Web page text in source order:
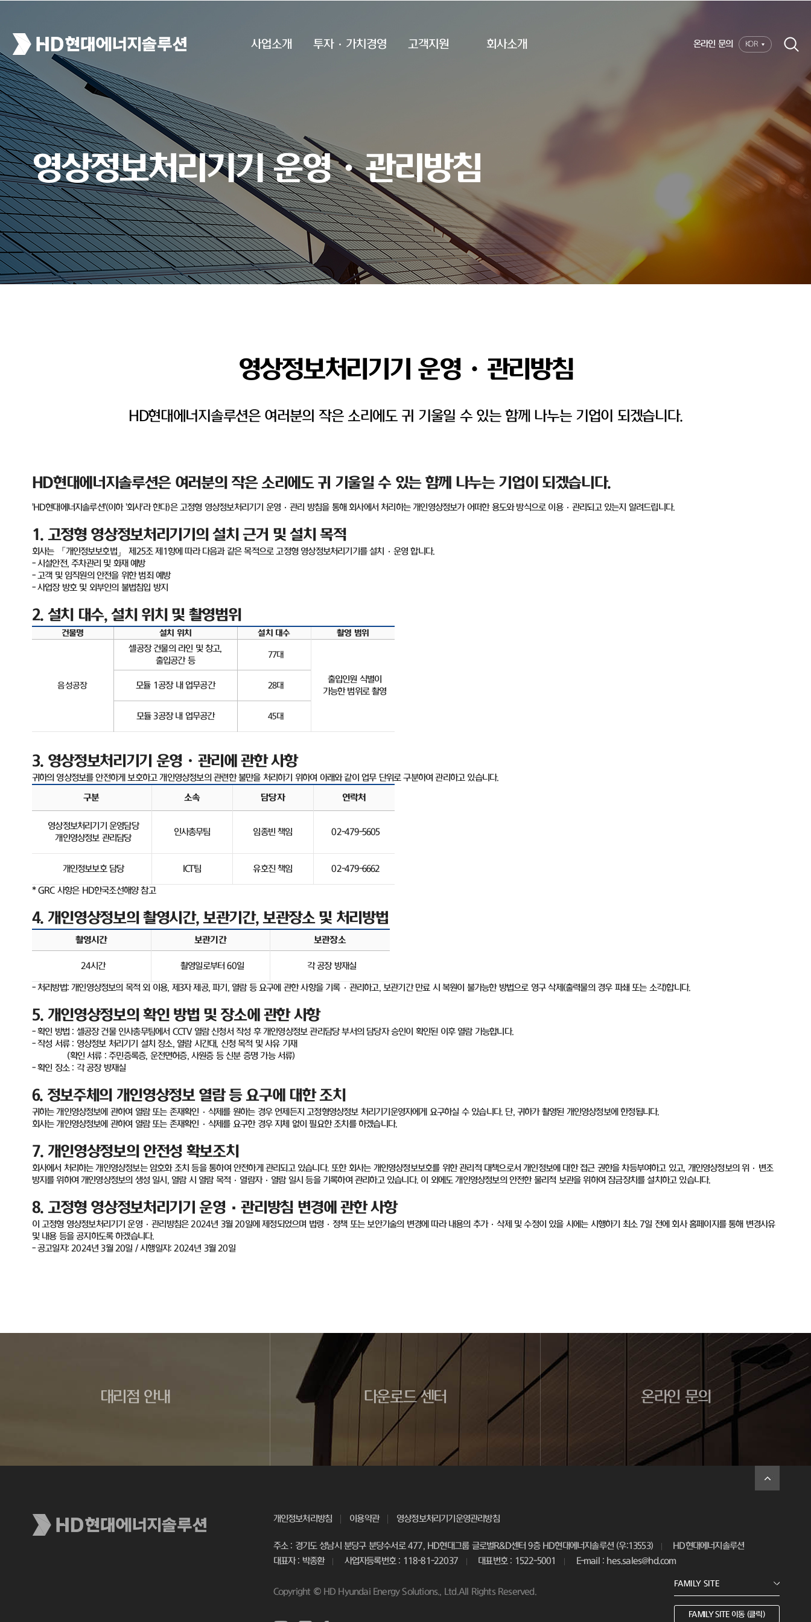
사업소개 투자·가치경영 고객지원 회사소개 온라인 문의 KOR
영상정보처리기기 운영ㆍ관리방침
영상정보처리기기 운영ㆍ관리방침
HD현대에너지솔루션은 여러분의 작은 소리에도 귀 기울일 수 있는 함께 나누는 기업이 되겠습니다.
HD현대에너지솔루션은 여러분의 작은 소리에도 귀 기울일 수 있는 함께 나누는 기업이 되겠습니다.
'HD현대에너지솔루션'(이하'회사'라 한다)은 고정형 영상정보처리기기 운영·관리 방침을 통해 회사에서 처리하는 개인영상정보가 어떠한 용도와 방식으로 이용· 관리되고 있는지 알려드립니다.
1. 고정형 영상정보처리기기의 설치 근거 및 설치 목적
회사는 「개인정보보호법」 제 25조 제 1항에 따라 다음과 같은 목적으로 고정형 영상정보처리기기를 설치 · 운영 합니다.
-시설안전,주차관리 및 화재 예방
-고객 및 임직원의 안전을 위한 범죄 예방
-사업장 방호 및 외부인의 불법침입 방지
2. 설치 대수,설치 위치 및 촬영범위
건물명 설치 위치 설치 대수 촬영 범위
음성공장
셀공장 건물의 라인 및 창고,
출입공간 등
77대
출입인원 식별이
가능한 범위로 촬영
모듈 1공장 내 업무공간 28대
모듈3공장 내 업무공간 45대
3. 영상정보처리기기 운영ㆍ관리에 관한 사항
귀하의 영상정보를 안전하게 보호하고 개인영상정보의 관련한 불만을 처리하기 위하여 아래와 같이 업무 단위로 구분하여 관리하고 있습니다.
구분 소속 담당자 연락처
영상정보처리기기 운영담당
개인영상정보 관리담당
인사총무팀 임종빈 책임 02-479-5605
개인정보보호 담당 ICT팀 유호진 책임 02-479-6662
* GRC 사항은HD한국조선해양 참고
4. 개인영상정보의 촬영시간, 보관기간, 보관장소 및 처리방법
촬영시간 보관기간 보관장소
24시간 촬영일로부터60일 각 공장 방재실
-처리방법:개인영상정보의 목적 외 이용, 제 3자 제공,파기 , 열람 등 요구에 관한 사항을 기록· 관리하고, 보관기간 만료 시 복원이 불가능한 방법으로 영구 삭제 (출력물의 경우 파쇄 또는 소각)합니다.
5. 개인영상정보의 확인 방법 및 장소에 관한 사항
-확인 방법 : 셀공장 건물 인사총무팀에서 CCTV 열람 신청서 작성 후 개인영상정보 관리담당 부서의 담당자 승인이 확인된 이후 열람 가능합니다.
-작성 서류: 영상정보 처리기기 설치 장소, 열람 시간대, 신청 목적 및 사유 기재
(확인 서류 :주민증록증, 운전면허증, 사원증 등 신분 증명 가능 서류)
-확인 장소 : 각 공장 방재실
6. 정보주체의 개인영상정보 열람 등 요구에 대한 조치
귀하는 개인영상정보에 관하여 열람 또는 존재확인 · 삭제를 원하는 경우 언제든지 고정형영상정보 처리기기운영자에게 요구하실 수 있습니다. 단, 귀하가 촬영된 개인영상정보에 한정됩니다.
회사는 개인영상정보에 관하여 열람 또는 존재확인 · 삭제를 요구한 경우 지체 없이 필요한 조치를 하겠습니다.
7. 개인영상정보의 안전성 확보조치
회사에서 처리하는 개인영상정보는 암호화 조치 등을 통하여 안전하게 관리되고 있습니다.또한 회사는 개인영상정보보호를 위한 관리적 대책으로서 개인정보에 대한 접근 권한을 차등부여하고 있고, 개인영상정보의 위 · 변조
방지를 위하여 개인영상정보의 생성 일시 , 열람 시 열람 목적·열람자·열람 일시 등을 기록하여 관리하고 있습니다. 이 외에도 개인영상정보의 안전한 물리적 보관을 위하여 잠금장치를 설치하고 있습니다.
8. 고정형 영상정보처리기기 운영·관리방침 변경에 관한 사항
이 고정형 영상정보처리기기 운영·관리방침은2024년 3월20일에 제정되었으며 법령·정책 또는 보안기술의 변경에 따라 내용의 추가·삭제 및 수정이 있을 시에는 시행하기 최소7일 전에 회사 홈페이지를 통해 변경사유
및 내용 등을 공지하도록 하겠습니다.
-공고일자: 2024년3월 20일 /시행일자: 2024년 3월20일
대리점 안내 다운로드 센터 온라인 문의
개인정보처리방침 이용약관 영상정보처리기기운영관리방침
주소 : 경기도 성남시 분당구 분당수서로 477, HD현대그룹 글로벌R&D센터 9층 HD현대에너지솔루션 (우:13553)
HD현대에너지솔루션
대표자 : 박종환
사업자등록번호 : 118-81-22037 대표번호 : 1522-5001 E-mail : hes.sales@hd.com
Copyright © HD Hyundai Energy Solutions., Ltd.All Rights Reserved.
FAMILY SITE 이동 (클릭)